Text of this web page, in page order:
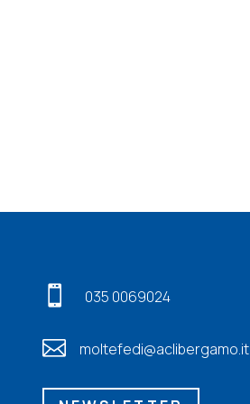
 035 0069024
 moltefedi@aclibergamo.it